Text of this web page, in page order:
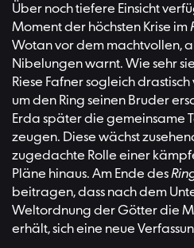
Über noch tiefere Einsicht
Moment der höchsten Krise im
Wotan vor dem machtvollen,
Nibelungen warnt. Wie sehr
Riese Fafner sogleich
um den Ring seinen Bruder
Erda später die gemeinsame
zeugen. Diese wächst
zugedachte Rolle einer
Pläne hinaus. Am Ende des
beitragen, dass nach dem
Weltordnung der Götter die
erhält, sich eine neue